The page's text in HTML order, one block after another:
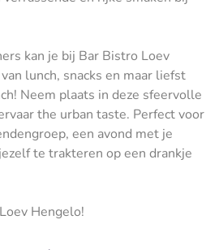
kan je bij Bar Bistro Loev
lunch, snacks en maar liefst
Neem plaats in deze sfeervolle
the urban taste. Perfect voor
een avond met je
te trakteren op een drankje
Hengelo!